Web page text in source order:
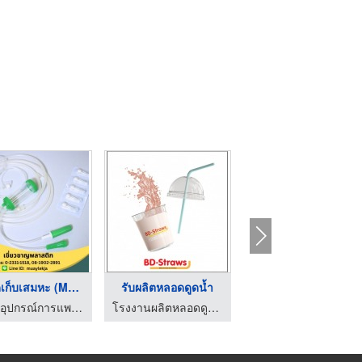
หลอดเก็บเสมหะ (Mucus ...
ผู้ผลิตอุปกรณ์การแพทย์ - เชี่ยวชาญพลาสติก
รับผลิตหลอดดูดน้ำ
โรงงานผลิตหลอดดูดเครื่องดื่ม-บีดี สตรอว์